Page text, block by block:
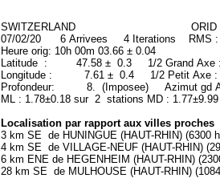
SWITZERLAND ORID :
07/02/20 6 Arrivees 4 Iterations RMS
Heure orig: 10h 00m 03.66 ± 0.04
Latitude : 47.58 ± 0.3 1/2 Grand
Longitude : 7.61 ± 0.4 1/2 Petit Axe
Profondeur: 8. (Imposee) Azimut gd
ML : 1.78±0.18 sur 2 stations MD :
Localisation par rapport aux villes proches
3 km SE de HUNINGUE (HAUT-RHIN) (6300
4 km SE de VILLAGE-NEUF (HAUT-RHIN)
6 km ENE de HEGENHEIM (HAUT-RHIN)
28 km SE de MULHOUSE (HAUT-RHIN)